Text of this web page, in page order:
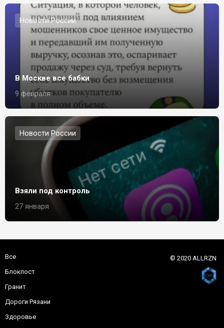
Новости России
В Москве все бабки
9 февраля
Новости России
Взяли под контроль
27 января
Все
Блокпост
Гранит
Дороги Рязани
Здоровье
© 2020 ALLRZN